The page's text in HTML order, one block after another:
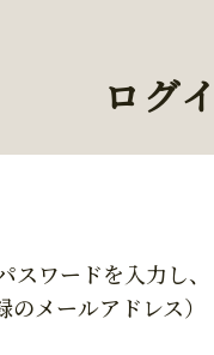
ログ
スワードを入力し
のメールアドレス）